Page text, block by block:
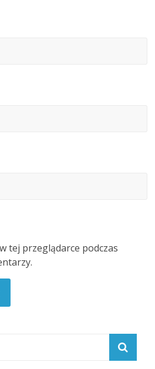
tej przeglądarce podczas